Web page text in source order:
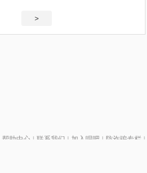
>
帮助中心 | 联系我们 | 加入唱吧 | 防诈骗专栏 |